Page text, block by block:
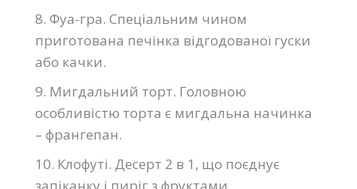
8. Фуа-гра. Спеціальним чином
приготована печінка відгодованої гуски
або качки.
9. Мигдальний торт. Головною
особливістю торта є мигдальна начинка
– франгепан.
10. Клофуті. Десерт 2 в 1, що поєднує